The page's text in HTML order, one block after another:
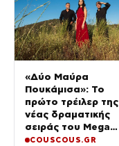
«Δύο Μαύρα
Πουκάμισα»: Το
πρώτο τρέιλερ της
νέας δραματικής
σειράς του Mega
κυκλοφόρησε
COUSCOUS.GR